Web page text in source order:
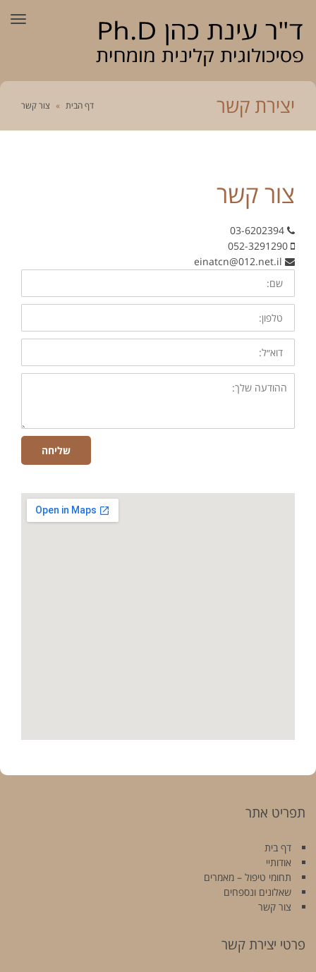
יצירת קשר דף הבית » צור קשר
צור קשר
03-6202394
052-3291290
einatcn@012.net.il
שם:
טלפון:
דוא״ל:
ההודעה
שלך:
שליחה
תפריט אתר
דף בית
אודותיי
תחומי טיפול – מאמרים
שאלונים ונספחים
צור קשר
פרטי יצירת קשר